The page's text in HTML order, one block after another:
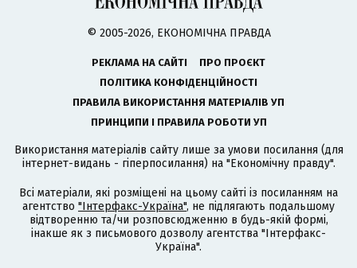
© 2005-2026, ЕКОНОМІЧНА ПРАВДА
РЕКЛАМА НА САЙТІ
ПРО ПРОЄКТ
ПОЛІТИКА КОНФІДЕНЦІЙНОСТІ
ПРАВИЛА ВИКОРИСТАННЯ МАТЕРІАЛІВ УП
ПРИНЦИПИ І ПРАВИЛА РОБОТИ УП
Використання матеріалів сайту лише за умови посилання (для
інтернет-видань - гіперпосилання) на "Економічну правду".
Всі матеріали, які розміщені на цьому сайті із посиланням на
агентство "Інтерфакс-Україна", не підлягають подальшому
відтворенню та/чи розповсюдженню в будь-якій формі,
інакше як з письмового дозволу агентства "Інтерфакс-
Україна".